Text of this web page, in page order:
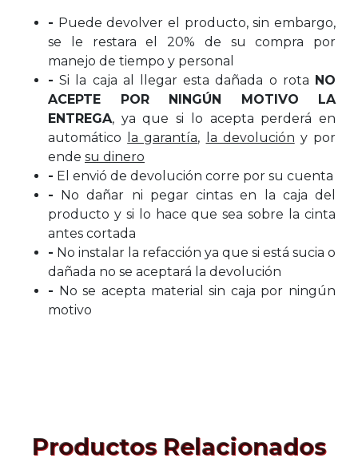
- Puede devolver el producto, sin embargo,
se le restara el 20% de su compra por
manejo de tiempo y personal
- Si la caja al llegar esta dañada o rota NO
ACEPTE POR NINGÚN MOTIVO LA
ENTREGA, ya que si lo acepta perderá en
automático
la garantía, la devolución y por
ende su dinero
- El envió de devolución corre por su cuenta
- No dañar ni pegar cintas en la caja del
producto y si lo hace que sea sobre la cinta
antes cortada
- No instalar la refacción ya que si está sucia o
dañada no se aceptará la devolución
- No se acepta material sin caja por ningún
motivo
Productos Relacionados